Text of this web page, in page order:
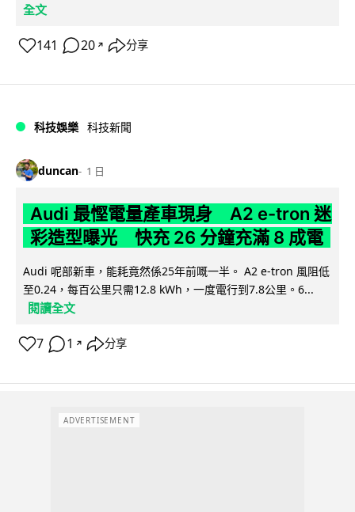
全文
141 20 ↗ 分享
科技娛樂 科技新聞
duncan 1 日
Audi 最慳電量產車現身 A2 e-tron 迷
彩造型曝光 快充 26 分鐘充滿 8 成電
Audi 呢部新車，能耗竟然係25年前嘅一半。 A2 e-tron 風阻低
至0.24，每百公里只需12.8 kWh，一度電行到7.8公里。6...
閱讀全文
7 1 ↗ 分享
ADVERTISEMENT